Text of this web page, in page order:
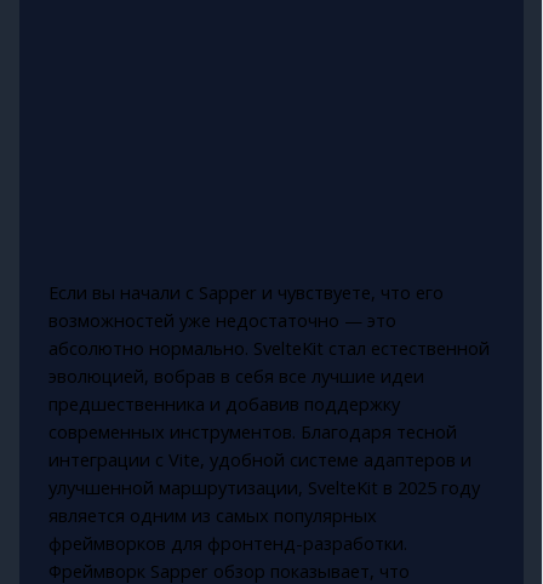
Если вы начали с Sapper и чувствуете, что его
возможностей уже недостаточно — это
абсолютно нормально. SvelteKit стал естественной
эволюцией, вобрав в себя все лучшие идеи
предшественника и добавив поддержку
современных инструментов. Благодаря тесной
интеграции с Vite, удобной системе адаптеров и
улучшенной маршрутизации, SvelteKit в 2025 году
является одним из самых популярных
фреймворков для фронтенд-разработки.
Фреймворк Sapper обзор показывает, что